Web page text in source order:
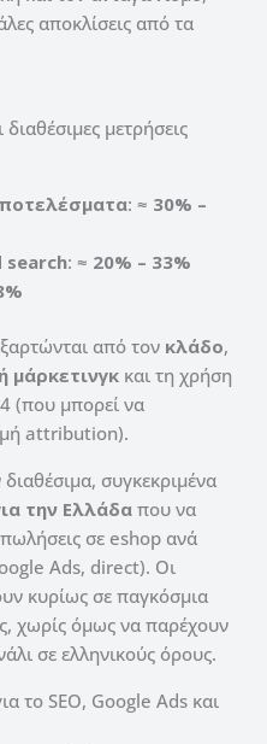
αποκλίσεις από τα
μετρήσεις
: ≈ 30% –
search: ≈ 20% – 33%
από τον κλάδο,
μάρκετινγκ και τη χρήση
(που μπορεί να
attribution).
συγκεκριμένα
την Ελλάδα που να
σε eshop ανά
Ads, direct). Οι
κυρίως σε παγκόσμια
χωρίς όμως να παρέχουν
σε ελληνικούς όρους.
το SEO, Google Ads και